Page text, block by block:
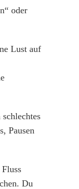
oder
Lust auf
Pausen
Du